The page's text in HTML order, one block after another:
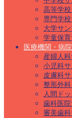
高等学
専門学
大学サ
学童保
医療機関・病院
産婦人
小児科
皮膚科
整形外
人間ド
歯科医
審美歯